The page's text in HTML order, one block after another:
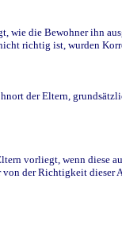
wie die Bewohner ihn
richtig ist, wurden
der Eltern,
vorliegt, wenn diese
der Richtigkeit dieser